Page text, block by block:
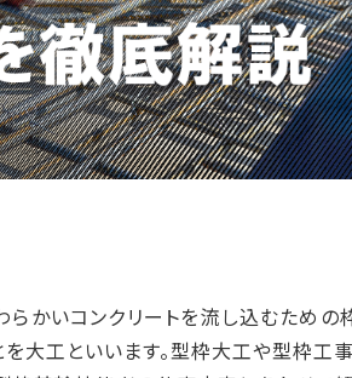
かいコンクリートを流し込むための
大工といいます。型枠大工や型枠工